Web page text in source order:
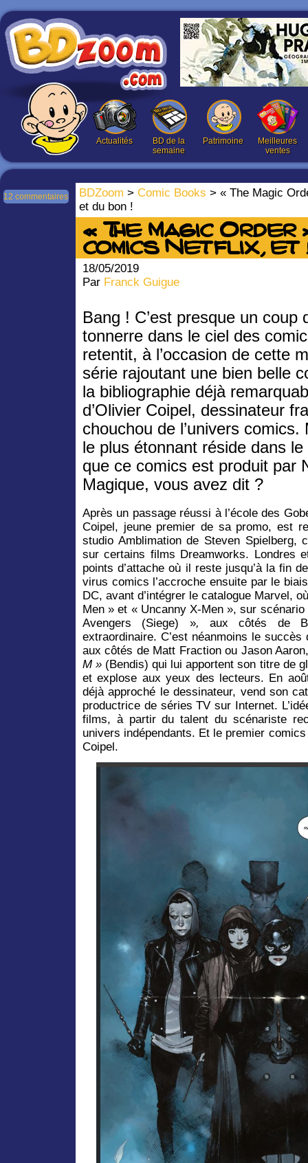
Actualités
BD de la
semaine
Patrimoine
Meilleures
ventes
BDZoom > Comic Books > « The Magic
et du bon !
12 commentaires
« The Magic Order
comics Netflix, et
18/05/2019
Par Franck Guigue
Bang ! C’est presque un coup
tonnerre dans le ciel des
retentit, à l’occasion de cette
série rajoutant une bien belle
la bibliographie déjà
d’Olivier Coipel, dessinateur
chouchou de l’univers comics.
le plus étonnant réside dans le
que ce comics est produit par
Magique, vous avez dit ?
Après un passage réussi à l’école des
Coipel, jeune premier de sa promo, est
studio Amblimation de Steven Spielberg,
sur certains films Dreamworks. Londres
points d’attache où il reste jusqu’à la fin
virus comics l’accroche ensuite par le
DC, avant d’intégrer le catalogue Marvel,
Men » et « Uncanny X-Men », sur
Avengers (Siege) »,aux côtés de
extraordinaire. C’est néanmoins le
aux côtés de Matt Fraction ou Jason
M » (Bendis) qui lui apportent son titre de
et explose aux yeux des lecteurs. En
déjà approché le dessinateur, vend son
productrice de séries TV sur Internet.
films, à partir du talent du scénariste
univers indépendants. Et le premier
Coipel.